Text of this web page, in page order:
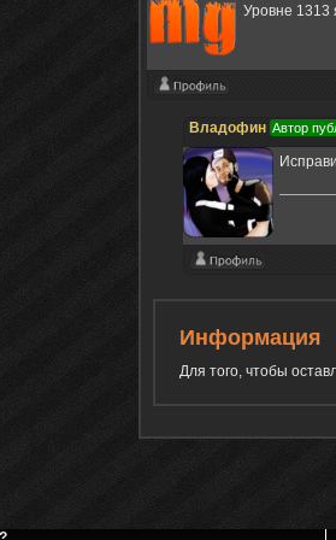
Уровне 1313
Владофин Автор
Информация
Для того, чтобы